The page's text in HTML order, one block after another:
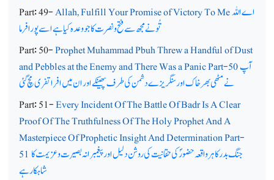
Part: 49-Allah, Fulfill Your Promise of Victory To Meاے اللہ
تُونے مجھ سے فتح و نصرت کا جو وعدہ کیا ہے اسے پورا فرما
Part: 50-Prophet Muhammad Pbuh Threw a Handful of Dust
and Pebbles at the Enemy and There Was a Panic Part-50آپ
نے مٹھی بھر خاک اور سنگریزے دشمن کی طرف پھینکے اور ان میں افراتفری مچ گئی
Part: 51-Every Incident Of The Battle Of Badr Is A Clear
Proof Of The Truthfulness Of The Holy Prophet And A
Masterpiece Of Prophetic Insight And Determination Part-
51 جنگ بدر کا ہر واقعہ حضورؐ کی حقانیت کی روشن دلیل اور پیغمبرانہ بصیرت و عزیمت کا
شاہکار ہے